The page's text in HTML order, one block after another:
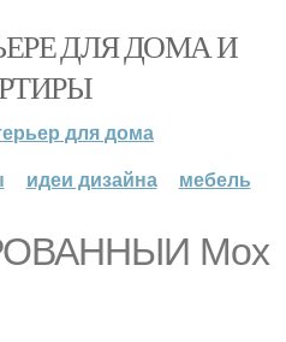
ДЛЯ ДОМА И
для дома
идеи дизайна мебель
Мох